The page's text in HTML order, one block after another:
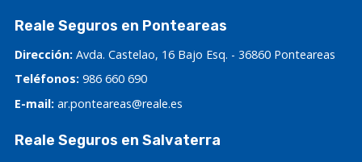
Reale Seguros en Ponteareas
Dirección: Avda. Castelao, 16 Bajo Esq. - 36860 Ponteareas
Teléfonos: 986 660 690
E-mail: ar.ponteareas@reale.es
Reale Seguros en Salvaterra